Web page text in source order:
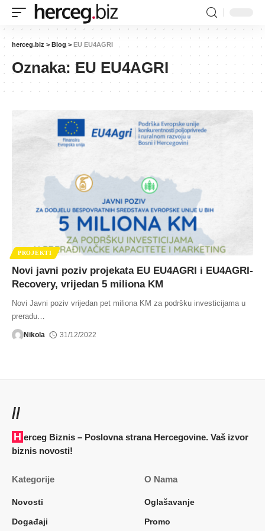
herceg.biz > Blog > EU EU4AGRI
Oznaka:EU EU4AGRI
PROJEKTI
Novi javni poziv projekata EU EU4AGRI i EU4AGRI-
Recovery, vrijedan 5 miliona KM
Novi Javni poziv vrijedan pet miliona KM za podršku investicijama u
preradu
Nikola 31/12/2022
//
Herceg Biznis – Poslovna strana Hercegovine. Vaš izvor
biznis novosti!
Kategorije
Novosti
Događaji
O Nama
Oglašavanje
Promo